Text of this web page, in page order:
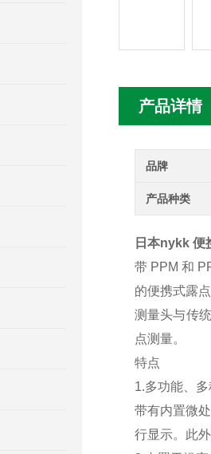
产品详情
品牌
产品种类
日本nykk 便
带 PPM 和
的便携式露
测量头与传
点测量。
特点
1.多功能、
带有内置微
行显示。此